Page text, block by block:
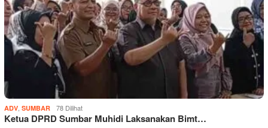
ADV SUMBAR 78 Dilihat
Ketua DPRD Sumbar Muhidi Laksanakan Bimt…